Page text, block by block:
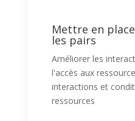
Mettre en
les pairs
Améliorer les
l'accès aux
interactions et
ressources